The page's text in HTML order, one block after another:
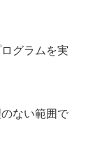
グラムを実
ない範囲で